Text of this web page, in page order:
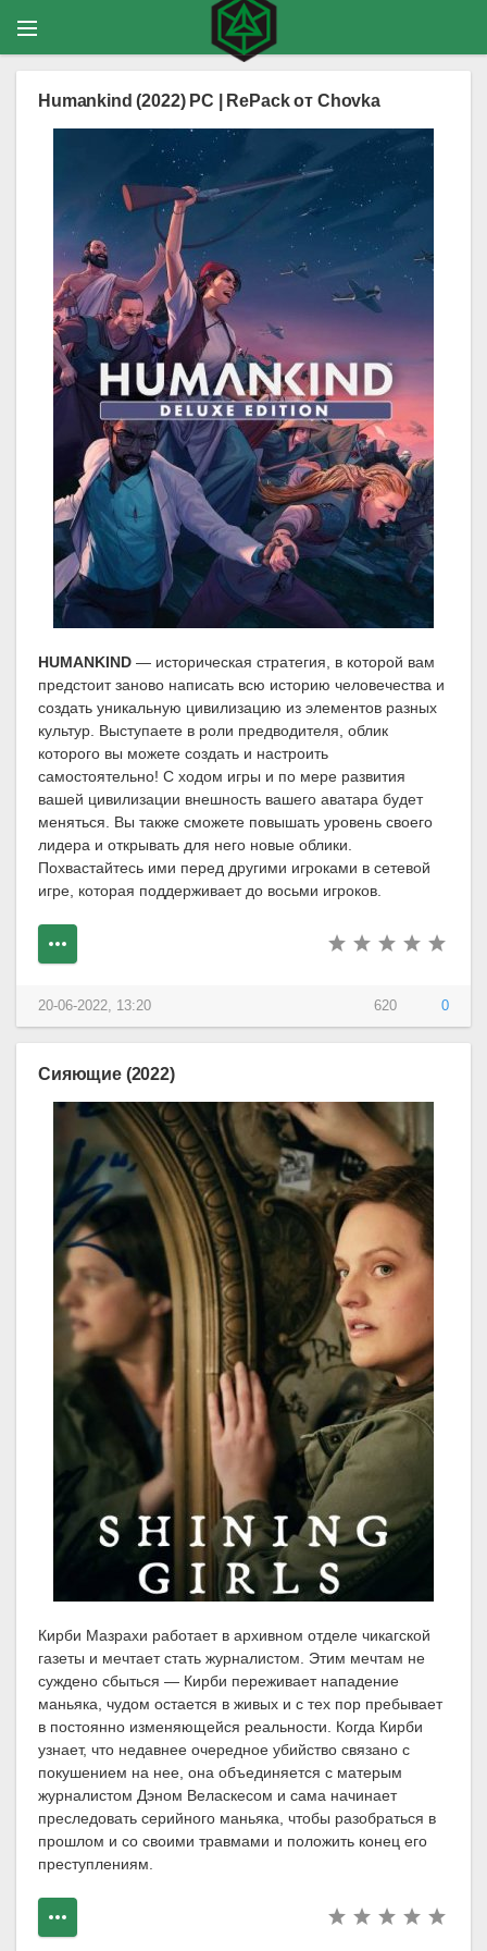
Humankind (2022) PC | RePack от Chovka
HUMANKIND — историческая стратегия, в которой вам
предстоит заново написать всю историю человечества и
создать уникальную цивилизацию из элементов разных
культур. Выступаете в роли предводителя, облик
которого вы можете создать и настроить
самостоятельно! С ходом игры и по мере развития
вашей цивилизации внешность вашего аватара будет
меняться. Вы также сможете повышать уровень своего
лидера и открывать для него новые облики.
Похвастайтесь ими перед другими игроками в сетевой
игре, которая поддерживает до восьми игроков.
620 0
20-06-2022, 13:20
Сияющие (2022)
Кирби Мазрахи работает в архивном отделе чикагской
газеты и мечтает стать журналистом. Этим мечтам не
суждено сбыться — Кирби переживает нападение
маньяка, чудом остается в живых и с тех пор пребывает
в постоянно изменяющейся реальности. Когда Кирби
узнает, что недавнее очередное убийство связано с
покушением на нее, она объединяется с матерым
журналистом Дэном Веласкесом и сама начинает
преследовать серийного маньяка, чтобы разобраться в
прошлом и со своими травмами и положить конец его
преступлениям.